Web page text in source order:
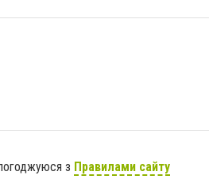
з Правилами сайту